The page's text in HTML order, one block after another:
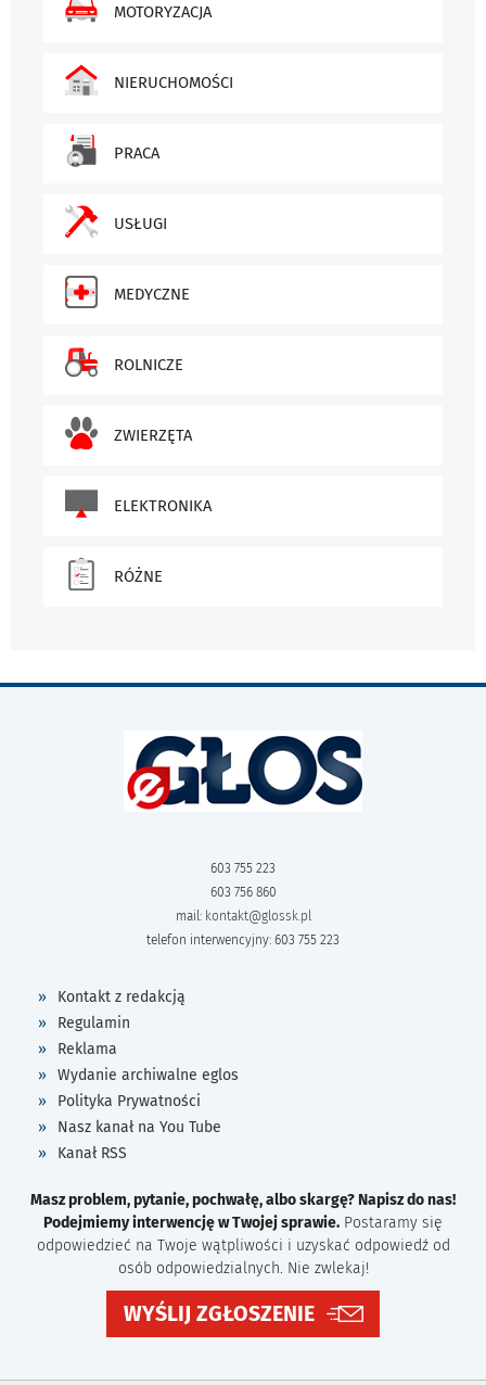
MOTORYZACJA
NIERUCHOMOŚCI
PRACA
USŁUGI
MEDYCZNE
ROLNICZE
ZWIERZĘTA
ELEKTRONIKA
RÓŻNE
603 755 223
603 756 860
mail: kontakt@glossk.pl
telefon interwencyjny: 603 755 223
Kontakt z redakcją
Regulamin
Reklama
Wydanie archiwalne eglos
Polityka Prywatności
Nasz kanał na You Tube
Kanał RSS
Masz problem, pytanie, pochwałę, albo skargę? Napisz do nas!
Podejmiemy interwencję w Twojej sprawie. Postaramy się
odpowiedzieć na Twoje wątpliwości i uzyskać odpowiedź od
osób odpowiedzialnych. Nie zwlekaj!
WYŚLIJ ZGŁOSZENIE